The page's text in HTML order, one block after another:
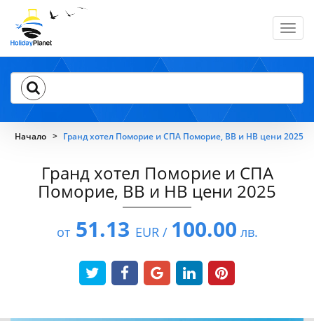
Начало Гранд хотел Поморие и СПА Поморие, BB и HB цени 2025
Гранд хотел Поморие и СПА
Поморие, BB и HB цени 2025
от51.13 EUR / 100.00 лв.